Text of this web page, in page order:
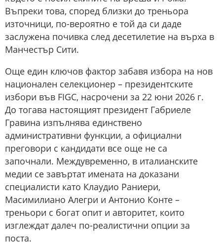
Въпреки това, според близки до треньора
източници, по-вероятно е той да си даде
заслужена почивка след десетилетие на върха в
Манчестър Сити.
Още един ключов фактор забавя избора на нов
национален селекционер – президентските
избори във FIGC, насрочени за 22 юни 2026 г.
До тогава настоящият президент Габриеле
Гравина изпълнява единствено
административни функции, а официални
преговори с кандидати все още не са
започнали. Междувременно, в италианските
медии се завъртат имената на доказани
специалисти като Клаудио Раниери,
Масимилиано Алегри и Антонио Конте –
треньори с богат опит и авторитет, които
изглеждат далеч по-реалистични опции за
поста.